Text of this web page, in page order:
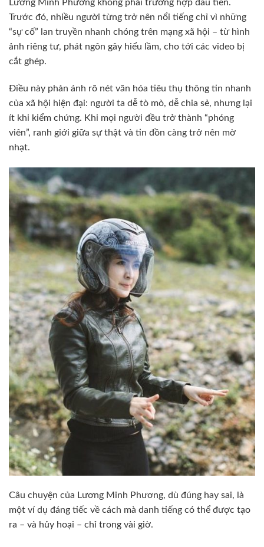
Lương Minh Phương không phải trường hợp đầu tiên.
Trước đó, nhiều người từng trở nên nổi tiếng chỉ vì những
“sự cố” lan truyền nhanh chóng trên mạng xã hội – từ hình
ảnh riêng tư, phát ngôn gây hiểu lầm, cho tới các video bị
cắt ghép.
Điều này phản ánh rõ nét văn hóa tiêu thụ thông tin nhanh
của xã hội hiện đại: người ta dễ tò mò, dễ chia sẻ, nhưng lại
ít khi kiểm chứng. Khi mọi người đều trở thành “phóng
viên”, ranh giới giữa sự thật và tin đồn càng trở nên mờ
nhạt.
Câu chuyện của Lương Minh Phương, dù đúng hay sai, là
một ví dụ đáng tiếc về cách mà danh tiếng có thể được tạo
ra – và hủy hoại – chỉ trong vài giờ.